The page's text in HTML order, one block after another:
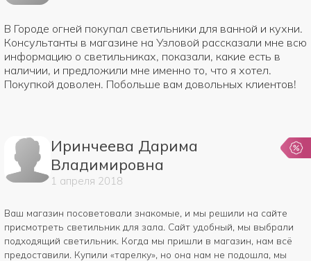
В Городе огней покупал светильники для ванной и кухни.
Консультанты в магазине на Узловой рассказали мне всю
информацию о светильниках, показали, какие есть в
наличии, и предложили мне именно то, что я хотел.
Покупкой доволен. Побольше вам довольных клиентов!
Иринчеева Дарима
Владимировна
1 апреля 2018
Ваш магазин посоветовали знакомые, и мы решили на сайте
присмотреть светильник для зала. Сайт удобный, мы выбрали
подходящий светильник. Когда мы пришли в магазин, нам всё
предоставили. Купили «тарелку», но она нам не подошла, мы